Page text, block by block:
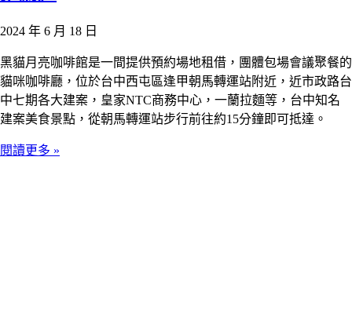
2024 年 6 月 18 日
黑貓月亮咖啡館是一間提供預約場地租借，團體包場會議聚餐的
貓咪咖啡廳，位於台中西屯區逢甲朝馬轉運站附近，近市政路台
中七期各大建案，皇家NTC商務中心，一蘭拉麵等，台中知名
建案美食景點，從朝馬轉運站步行前往約15分鐘即可抵達。
閱讀更多 »